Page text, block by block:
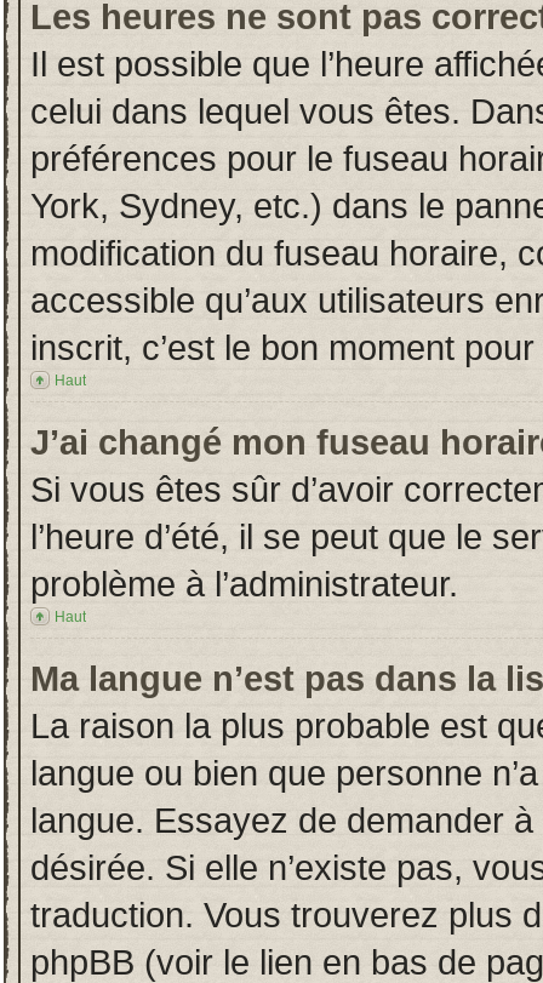
Les heures ne sont pas
Il est possible que l’heure
celui dans lequel vous êtes.
préférences pour le fuseau
York, Sydney, etc.) dans le
modification du fuseau horaire,
accessible qu’aux utilisateurs
inscrit, c’est le bon moment
Haut
J’ai changé mon fuseau
Si vous êtes sûr d’avoir
l’heure d’été, il se peut que le
problème à l’administrateur.
Haut
Ma langue n’est pas dans la
La raison la plus probable est
langue ou bien que personne
langue. Essayez de demander à
désirée. Si elle n’existe pas,
traduction. Vous trouverez plus
phpBB (voir le lien en bas de